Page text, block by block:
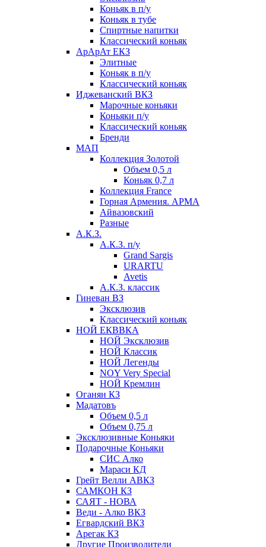
Коньяк в п/у
Коньяк в тубе
Спиртные напитки
Классический коньяк
АрАрАт ЕКЗ
Элитные
Коньяк в п/у
Классический коньяк
Иджеванский ВКЗ
Марочные коньяки
Коньяки п/у
Классический коньяк
Бренди
МАП
Коллекция Золотой
Объем 0,5 л
Коньяк 0,7 л
Коллекция France
Горная Армения. АРМА
Айвазовский
Разные
А.К.З.
А.К.З. п/у
Grand Sargis
URARTU
Avetis
А.К.З. классик
Гиневан ВЗ
Эксклюзив
Классический коньяк
НОЙ ЕКВВКА
НОЙ Эксклюзив
НОЙ Классик
НОЙ Легенды
NOY Very Speсial
НОЙ Кремлин
Оганян КЗ
Мадатовъ
Объем 0,5 л
Объем 0,75 л
Эксклюзивные Коньяки
Подарочные Коньяки
СИС Алко
Мараси КД
Грейт Велли АВКЗ
САМКОН КЗ
САЯТ - НОВА
Веди - Алко ВКЗ
Егвардский ВКЗ
Арегак КЗ
Другие Производители